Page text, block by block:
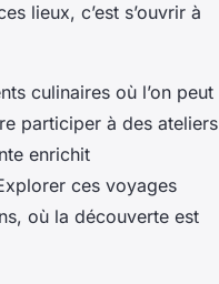
lieux, c’est s’ouvrir à
culinaires où l’on peut
participer à des ateliers
enrichit
ces voyages
où la découverte est